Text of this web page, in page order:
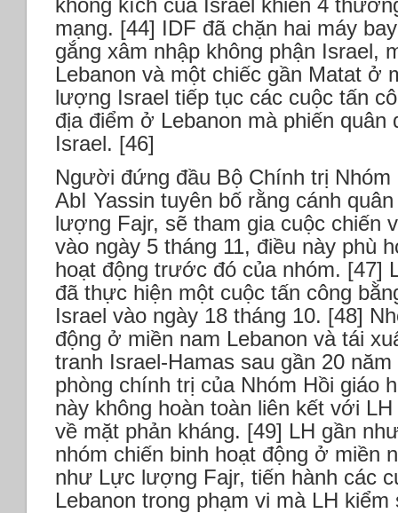
không kích của Israel khiến 4
mạng. [44] IDF đã chặn hai máy
gắng xâm nhập không phận Israel,
Lebanon và một chiếc gần Matat ở
lượng Israel tiếp tục các cuộc tấn
địa điểm ở Lebanon mà phiến quân
Israel. [46]
Người đứng đầu Bộ Chính trị Nhóm
AbI Yassin tuyên bố rằng cánh
lượng Fajr, sẽ tham gia cuộc chiến
vào ngày 5 tháng 11, điều này phù
hoạt động trước đó của nhóm. [47]
đã thực hiện một cuộc tấn công
Israel vào ngày 18 tháng 10. [48]
động ở miền nam Lebanon và tái
tranh Israel-Hamas sau gần 20
phòng chính trị của Nhóm Hồi giáo
này không hoàn toàn liên kết với
về mặt phản kháng. [49] LH gần
nhóm chiến binh hoạt động ở miền
như Lực lượng Fajr, tiến hành các
Lebanon trong phạm vi mà LH